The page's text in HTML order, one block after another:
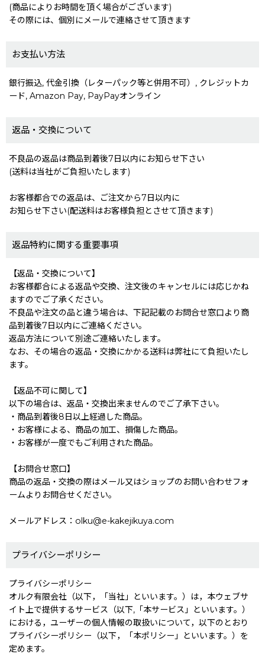
(商品によりお時間を頂く場合がございます)
その際には、個別にメールで連絡させて頂きます
お支払い方法
銀行振込, 代金引換（レターパック等と併用不可）, クレジットカ
ード, Amazon Pay, PayPayオンライン
返品・交換について
不良品の返品は商品到着後7日以内にお知らせ下さい
(送料は当社がご負担いたします)
お客様都合での返品は、ご注文から7日以内に
お知らせ下さい(配送料はお客様負担とさせて頂きます)
返品特約に関する重要事項
【返品・交換について】
お客様都合による返品や交換、注文後のキャンセルには応じかね
ますのでご了承ください。
不良品や注文の品と違う場合は、下記記載のお問合せ窓口より商
品到着後7日以内にご連絡ください。
返品方法について別途ご連絡いたします。
なお、その場合の返品・交換にかかる送料は弊社にて負担いたし
ます。
【返品不可に関して】
以下の場合は、返品・交換出来ませんのでご了承下さい。
・商品到着後8日以上経過した商品。
・お客様による、商品の加工、損傷した商品。
・お客様が一度でもご利用された商品。
【お問合せ窓口】
商品の返品・交換の際はメール又はショップのお問い合わせフォ
ームよりお問合せください。
メールアドレス：olku@e-kakejikuya.com
プライバシーポリシー
プライバシーポリシー
オルク有限会社（以下，「当社」といいます。）は，本ウェブサ
イト上で提供するサービス（以下,「本サービス」といいます。）
における，ユーザーの個人情報の取扱いについて，以下のとおり
プライバシーポリシー（以下，「本ポリシー」といいます。）を
定めます。